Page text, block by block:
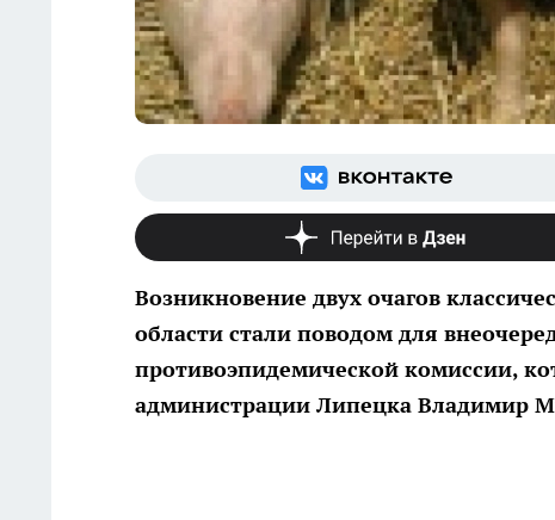
Возникновение двух очагов
области стали поводом для
противоэпидемической комиссии,
администрации Липецка Владимир